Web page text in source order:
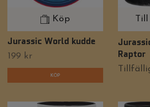
Köp
Jurassic World kudde
199 kr
Raptor